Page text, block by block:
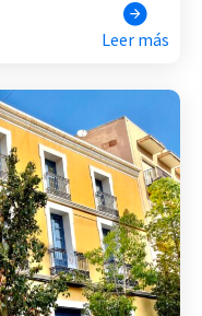
Leer más